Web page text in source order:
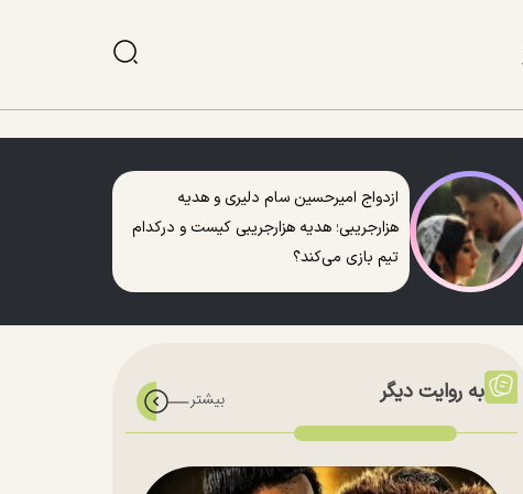
ازدواج امیرحسین سام دلیری و هدیه
هزارجریبی؛ هدیه هزارجریبی کیست و درکدام
تیم بازی می‌کند؟
به روایت دیگر